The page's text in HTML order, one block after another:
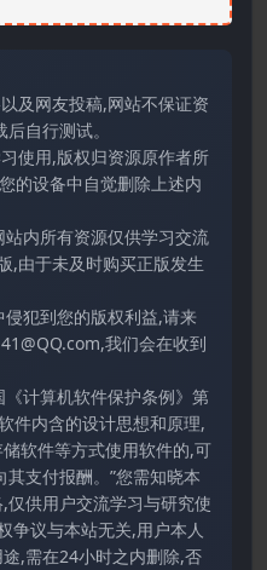
及网友投稿,网站不保证资
自行测试。
使用,版权归资源原作者所
的设备中自觉删除上述内
内所有资源仅供学习交流
,由于未及时购买正版发生
犯到您的版权利益,请来
我们会在收到
计算机软件保护条例》第
件内含的设计思想和原理,
软件等方式使用软件的,可
支付报酬。”您需知晓本
供用户交流学习与研究使
争议与本站无关,用户本人
,需在24小时之内删除,否